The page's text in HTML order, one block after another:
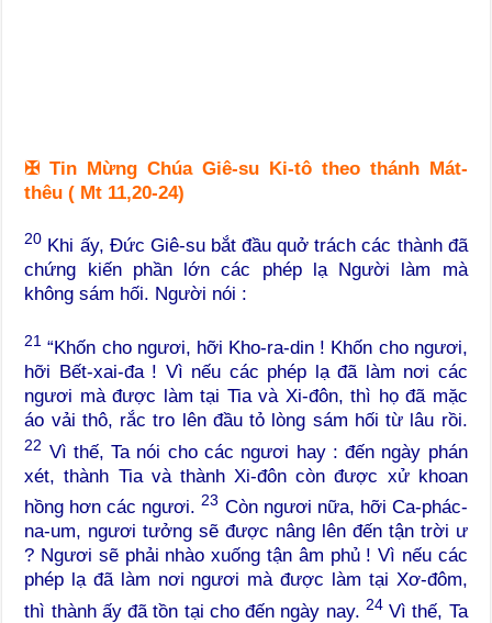
✠Tin Mừng Chúa Giê-su Ki-tô theo thánh Mát-
thêu ( Mt 11,20-24)
20 Khi ấy, Đức Giê-su bắt đầu quở trách các thành đã
chứng kiến phần lớn các phép lạ Người làm mà
không sám hối. Người nói :
21 “Khốn cho ngươi, hỡi Kho-ra-din ! Khốn cho ngươi,
hỡi Bết-xai-đa ! Vì nếu các phép lạ đã làm nơi các
ngươi mà được làm tại Tia và Xi-đôn, thì họ đã mặc
áo vải thô, rắc tro lên đầu tỏ lòng sám hối từ lâu rồi.
22 Vì thế, Ta nói cho các ngươi hay : đến ngày phán
xét, thành Tia và thành Xi-đôn còn được xử khoan
hồng hơn các ngươi.23 Còn ngươi nữa, hỡi Ca-phác-
na-um, ngươi tưởng sẽ được nâng lên đến tận trời ư
? Ngươi sẽ phải nhào xuống tận âm phủ ! Vì nếu các
phép lạ đã làm nơi ngươi mà được làm tại Xơ-đôm,
thì thành ấy đã tồn tại cho đến ngày nay. 24Vì thế, Ta